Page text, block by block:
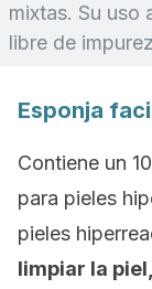
mixtas. Su uso
libre de
Esponja
Contiene un
para pieles
pieles
limpiar la